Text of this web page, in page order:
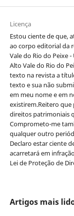
Licença
Estou ciente de que,
ao corpo editorial da
Vale do Rio do Peixe
Alto Vale do Rio do
texto na revista a
texto e sua não
em meu nome e em
existirem.Reitero
direitos patrimoniais
Comprometo-me
qualquer outro
Declaro estar ciente
acarretará em
Lei de Proteção de
Artigos mais